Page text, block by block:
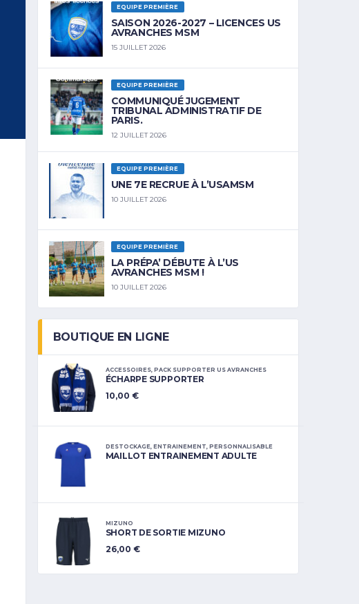
EQUIPE PREMIÈRE
SAISON 2026-2027 – LICENCES US
AVRANCHES MSM
15 JUILLET 2026
EQUIPE PREMIÈRE
COMMUNIQUÉ JUGEMENT
TRIBUNAL ADMINISTRATIF DE
PARIS.
12 JUILLET 2026
EQUIPE PREMIÈRE
UNE 7E RECRUE À L’USAMSM
10 JUILLET 2026
EQUIPE PREMIÈRE
LA PRÉPA’ DÉBUTE À L’US
AVRANCHES MSM !
10 JUILLET 2026
BOUTIQUE EN LIGNE
ACCESSOIRES, PACK SUPPORTER US AVRANCHES
ÉCHARPE SUPPORTER
10,00 €
DESTOCKAGE, ENTRAINEMENT, PERSONNALISABLE
MAILLOT ENTRAINEMENT ADULTE
MIZUNO
SHORT DE SORTIE MIZUNO
26,00 €